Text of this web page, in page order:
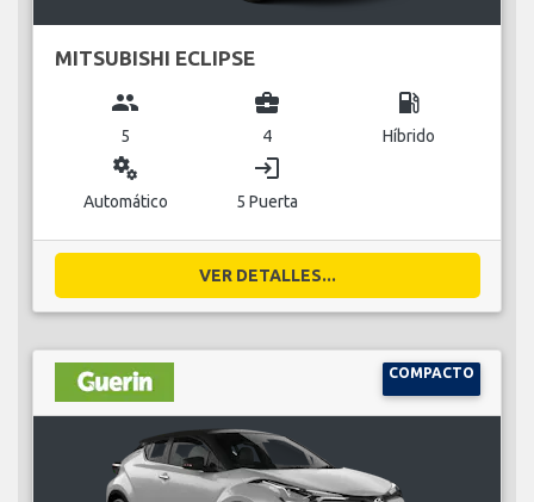
MITSUBISHI ECLIPSE
group
5
business_center
4
local_gas_station
Híbrido
miscellaneous_services
Automático
login
5 Puerta
VER DETALLES...
COMPACTO